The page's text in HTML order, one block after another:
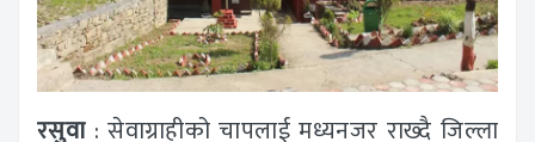
रसुवा: सेवाग्राहीको चापलाई मध्यनजर राख्दै जिल्ला